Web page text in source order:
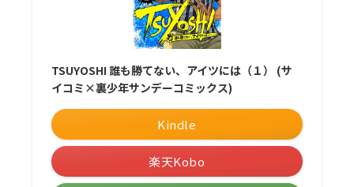
TSUYOSHI 誰も勝てない、アイツには（１） (サ
イコミ×裏少年サンデーコミックス)
Kindle
楽天Kobo